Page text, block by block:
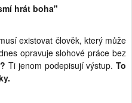
hrát boha"
existovat člověk, který může
opravuje slohové práce bez
Ti jenom podepisují výstup. To